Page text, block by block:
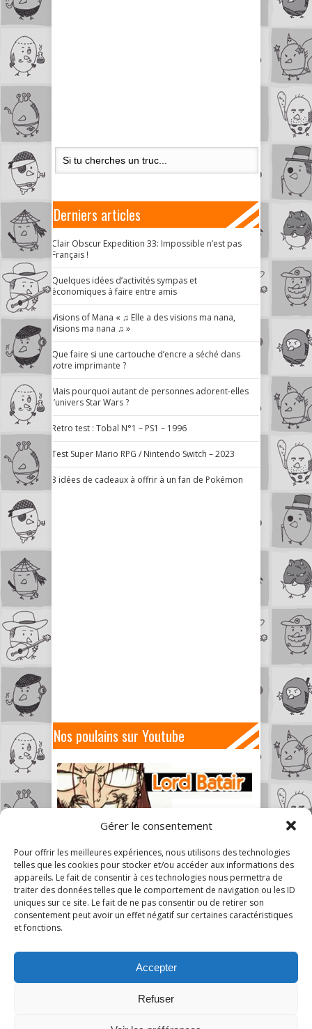
Gérer le consentement
Pour offrir les meilleures expériences, nous utilisons des technologies
telles que les cookies pour stocker et/ou accéder aux informations des
appareils. Le fait de consentir à ces technologies nous permettra de
traiter des données telles que le comportement de navigation ou les ID
uniques sur ce site. Le fait de ne pas consentir ou de retirer son
consentement peut avoir un effet négatif sur certaines caractéristiques
et fonctions.
Accepter
Refuser
Derniers articles
Clair Obscur Expedition 33: Impossible n’est pas
Français !
Quelques idées d’activités sympas et
économiques à faire entre amis
Visions of Mana « ♫ Elle a des visions ma nana,
Visions ma nana ♫ »
Que faire si une cartouche d’encre a séché dans
votre imprimante ?
Mais pourquoi autant de personnes adorent-elles
l’univers Star Wars ?
Retro test : Tobal N°1 – PS1 – 1996
Test Super Mario RPG / Nintendo Switch – 2023
3 idées de cadeaux à offrir à un fan de Pokémon
Nos poulains sur Youtube